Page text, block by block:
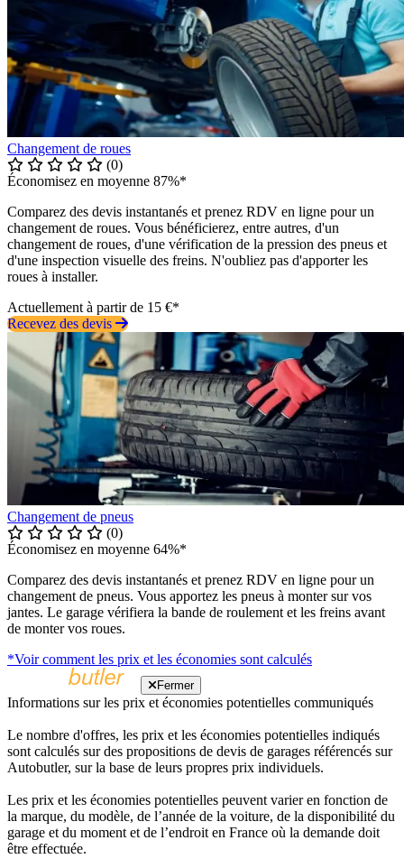
Changement de roues
(0)
Économisez en moyenne 87%*
Comparez des devis instantanés et prenez RDV en ligne pour un
changement de roues. Vous bénéficierez, entre autres, d'un
changement de roues, d'une vérification de la pression des pneus et
d'une inspection visuelle des freins. N'oubliez pas d'apporter les
roues à installer.
Actuellement à partir de 15 €*
Recevez des devis
Changement de pneus
(0)
Économisez en moyenne 64%*
Comparez des devis instantanés et prenez RDV en ligne pour un
changement de pneus. Vous apportez les pneus à monter sur vos
jantes. Le garage vérifiera la bande de roulement et les freins avant
de monter vos roues.
*Voir comment les prix et les économies sont calculés
Fermer
Informations sur les prix et économies potentielles communiqués
Le nombre d'offres, les prix et les économies potentielles indiqués
sont calculés sur des propositions de devis de garages référencés sur
Autobutler, sur la base de leurs propres prix individuels.
Les prix et les économies potentielles peuvent varier en fonction de
la marque, du modèle, de l’année de la voiture, de la disponibilité du
garage et du moment et de l’endroit en France où la demande doit
être effectuée.